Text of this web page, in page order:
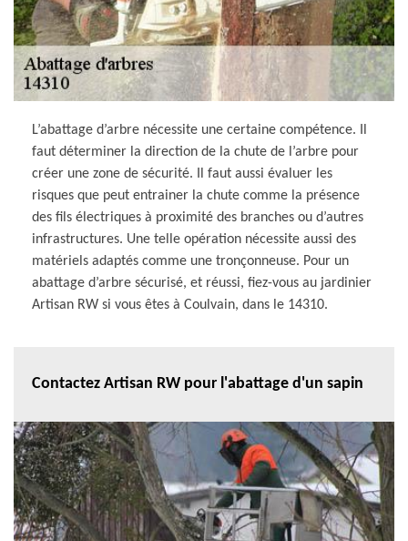
L’abattage d’arbre nécessite une certaine compétence. Il
faut déterminer la direction de la chute de l’arbre pour
créer une zone de sécurité. Il faut aussi évaluer les
risques que peut entrainer la chute comme la présence
des fils électriques à proximité des branches ou d’autres
infrastructures. Une telle opération nécessite aussi des
matériels adaptés comme une tronçonneuse. Pour un
abattage d’arbre sécurisé, et réussi, fiez-vous au jardinier
Artisan RW si vous êtes à Coulvain, dans le 14310.
Contactez Artisan RW pour l'abattage d'un sapin